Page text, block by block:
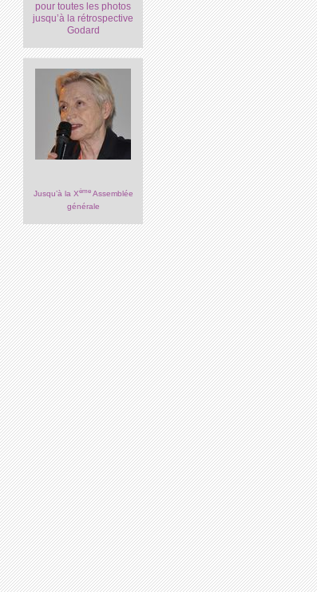
pour toutes les photos
jusqu’à la rétrospective
Godard
Jusqu’à la XèmeAssemblée
générale